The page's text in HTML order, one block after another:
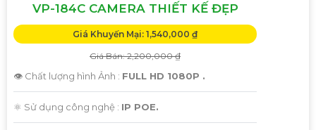
VP-184C CAMERA THIẾT KẾ ĐẸP
Giá Khuyến Mại: 1,540,000 ₫
Giá Bán: 2,200,000 ₫
👁 Chất lượng hình Ảnh : FULL HD 1080P .
⚛️ Sử dụng công nghệ : IP POE.